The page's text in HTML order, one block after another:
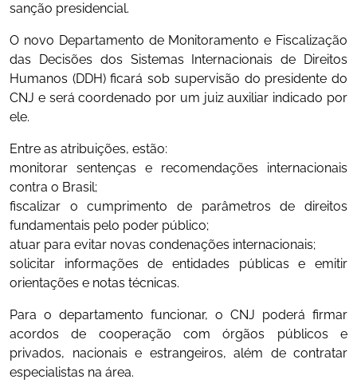
sanção presidencial.
O novo Departamento de Monitoramento e Fiscalização
das Decisões dos Sistemas Internacionais de Direitos
Humanos (DDH) ficará sob supervisão do presidente do
CNJ e será coordenado por um juiz auxiliar indicado por
ele.
Entre as atribuições, estão:
monitorar sentenças e recomendações internacionais
contra o Brasil;
fiscalizar o cumprimento de parâmetros de direitos
fundamentais pelo poder público;
atuar para evitar novas condenações internacionais;
solicitar informações de entidades públicas e emitir
orientações e notas técnicas.
Para o departamento funcionar, o CNJ poderá firmar
acordos de cooperação com órgãos públicos e
privados, nacionais e estrangeiros, além de contratar
especialistas na área.